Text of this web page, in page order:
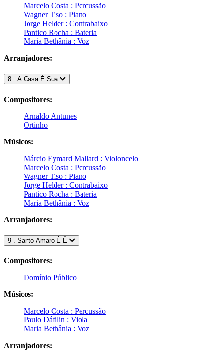
Marcelo Costa : Percussão
Wagner Tiso : Piano
Jorge Helder : Contrabaixo
Pantico Rocha : Bateria
Maria Bethânia : Voz
Arranjadores:
8 . A Casa É Sua
Compositores:
Arnaldo Antunes
Ortinho
Músicos:
Márcio Eymard Mallard : Violoncelo
Marcelo Costa : Percussão
Wagner Tiso : Piano
Jorge Helder : Contrabaixo
Pantico Rocha : Bateria
Maria Bethânia : Voz
Arranjadores:
9 . Santo Amaro Ê Ê
Compositores:
Domínio Público
Músicos:
Marcelo Costa : Percussão
Paulo Dáfilin : Viola
Maria Bethânia : Voz
Arranjadores: